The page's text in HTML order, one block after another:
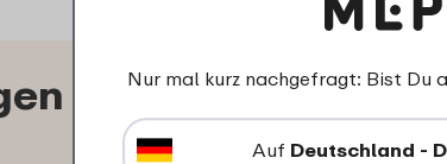
andere Kunden
Nur mal kurz nachgefragt: Bist Du
Auf Deutschland -